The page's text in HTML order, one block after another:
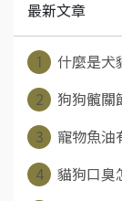
最新文章
1 什麼是犬
2 狗狗髖關
3 寵物魚油
4 貓狗口臭